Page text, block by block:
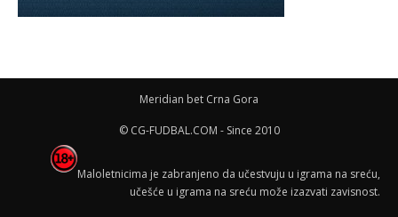
Meridian bet Crna Gora
© CG-FUDBAL.COM - Since 2010
Maloletnicima je zabranjeno da učestvuju u igrama na sreću,
učešće u igrama na sreću može izazvati zavisnost.